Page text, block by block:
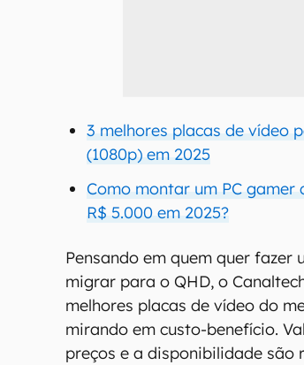
3 melhores placas de vídeo
(1080p) em 2025
Como montar um PC
R$ 5.000 em 2025?
Pensando em quem quer fazer
migrar para o QHD, o
melhores placas de vídeo do
mirando em custo-benefício.
preços e a disponibilidade são